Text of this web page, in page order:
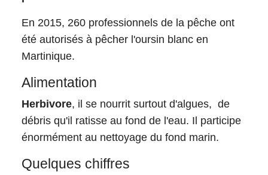
En 2015, 260 professionnels de la pêche ont
été autorisés à pêcher l'oursin blanc en
Martinique.
Alimentation
Herbivore, il se nourrit surtout d'algues, de
débris qu'il ratisse au fond de l'eau. Il participe
énormément au nettoyage du fond marin.
Quelques chiffres